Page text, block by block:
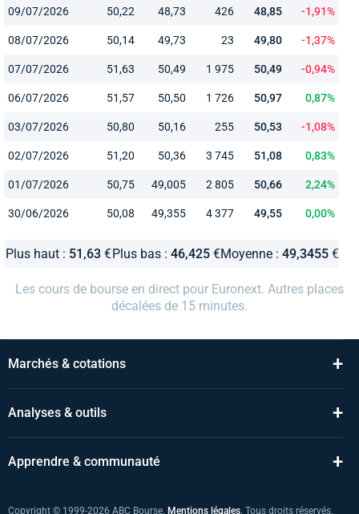
09/07/2026 50,22 48,73 426 48,85 -1,91%
08/07/2026 50,14 49,73 23 49,80 -1,37%
07/07/2026 51,63 50,49 1 975 50,49 -0,94%
06/07/2026 51,57 50,50 1 726 50,97 0,87%
03/07/2026 50,80 50,16 255 50,53 -1,08%
02/07/2026 51,20 50,36 3 745 51,08 0,83%
01/07/2026 50,75 49,005 2 805 50,66 2,24%
30/06/2026 50,08 49,355 4 377 49,55 0,00%
Plus haut : 51,63€Plus bas : 46,425 €Moyenne : 49,3455 €
Les cours de bourse en direct pour Euronext. Autres places
décalées de 15 minutes.
Marchés & cotations +
Analyses & outils +
Apprendre & communauté +
Copyright © 1999-2026 ABC Bourse. Mentions légales. Tous droits réservés.